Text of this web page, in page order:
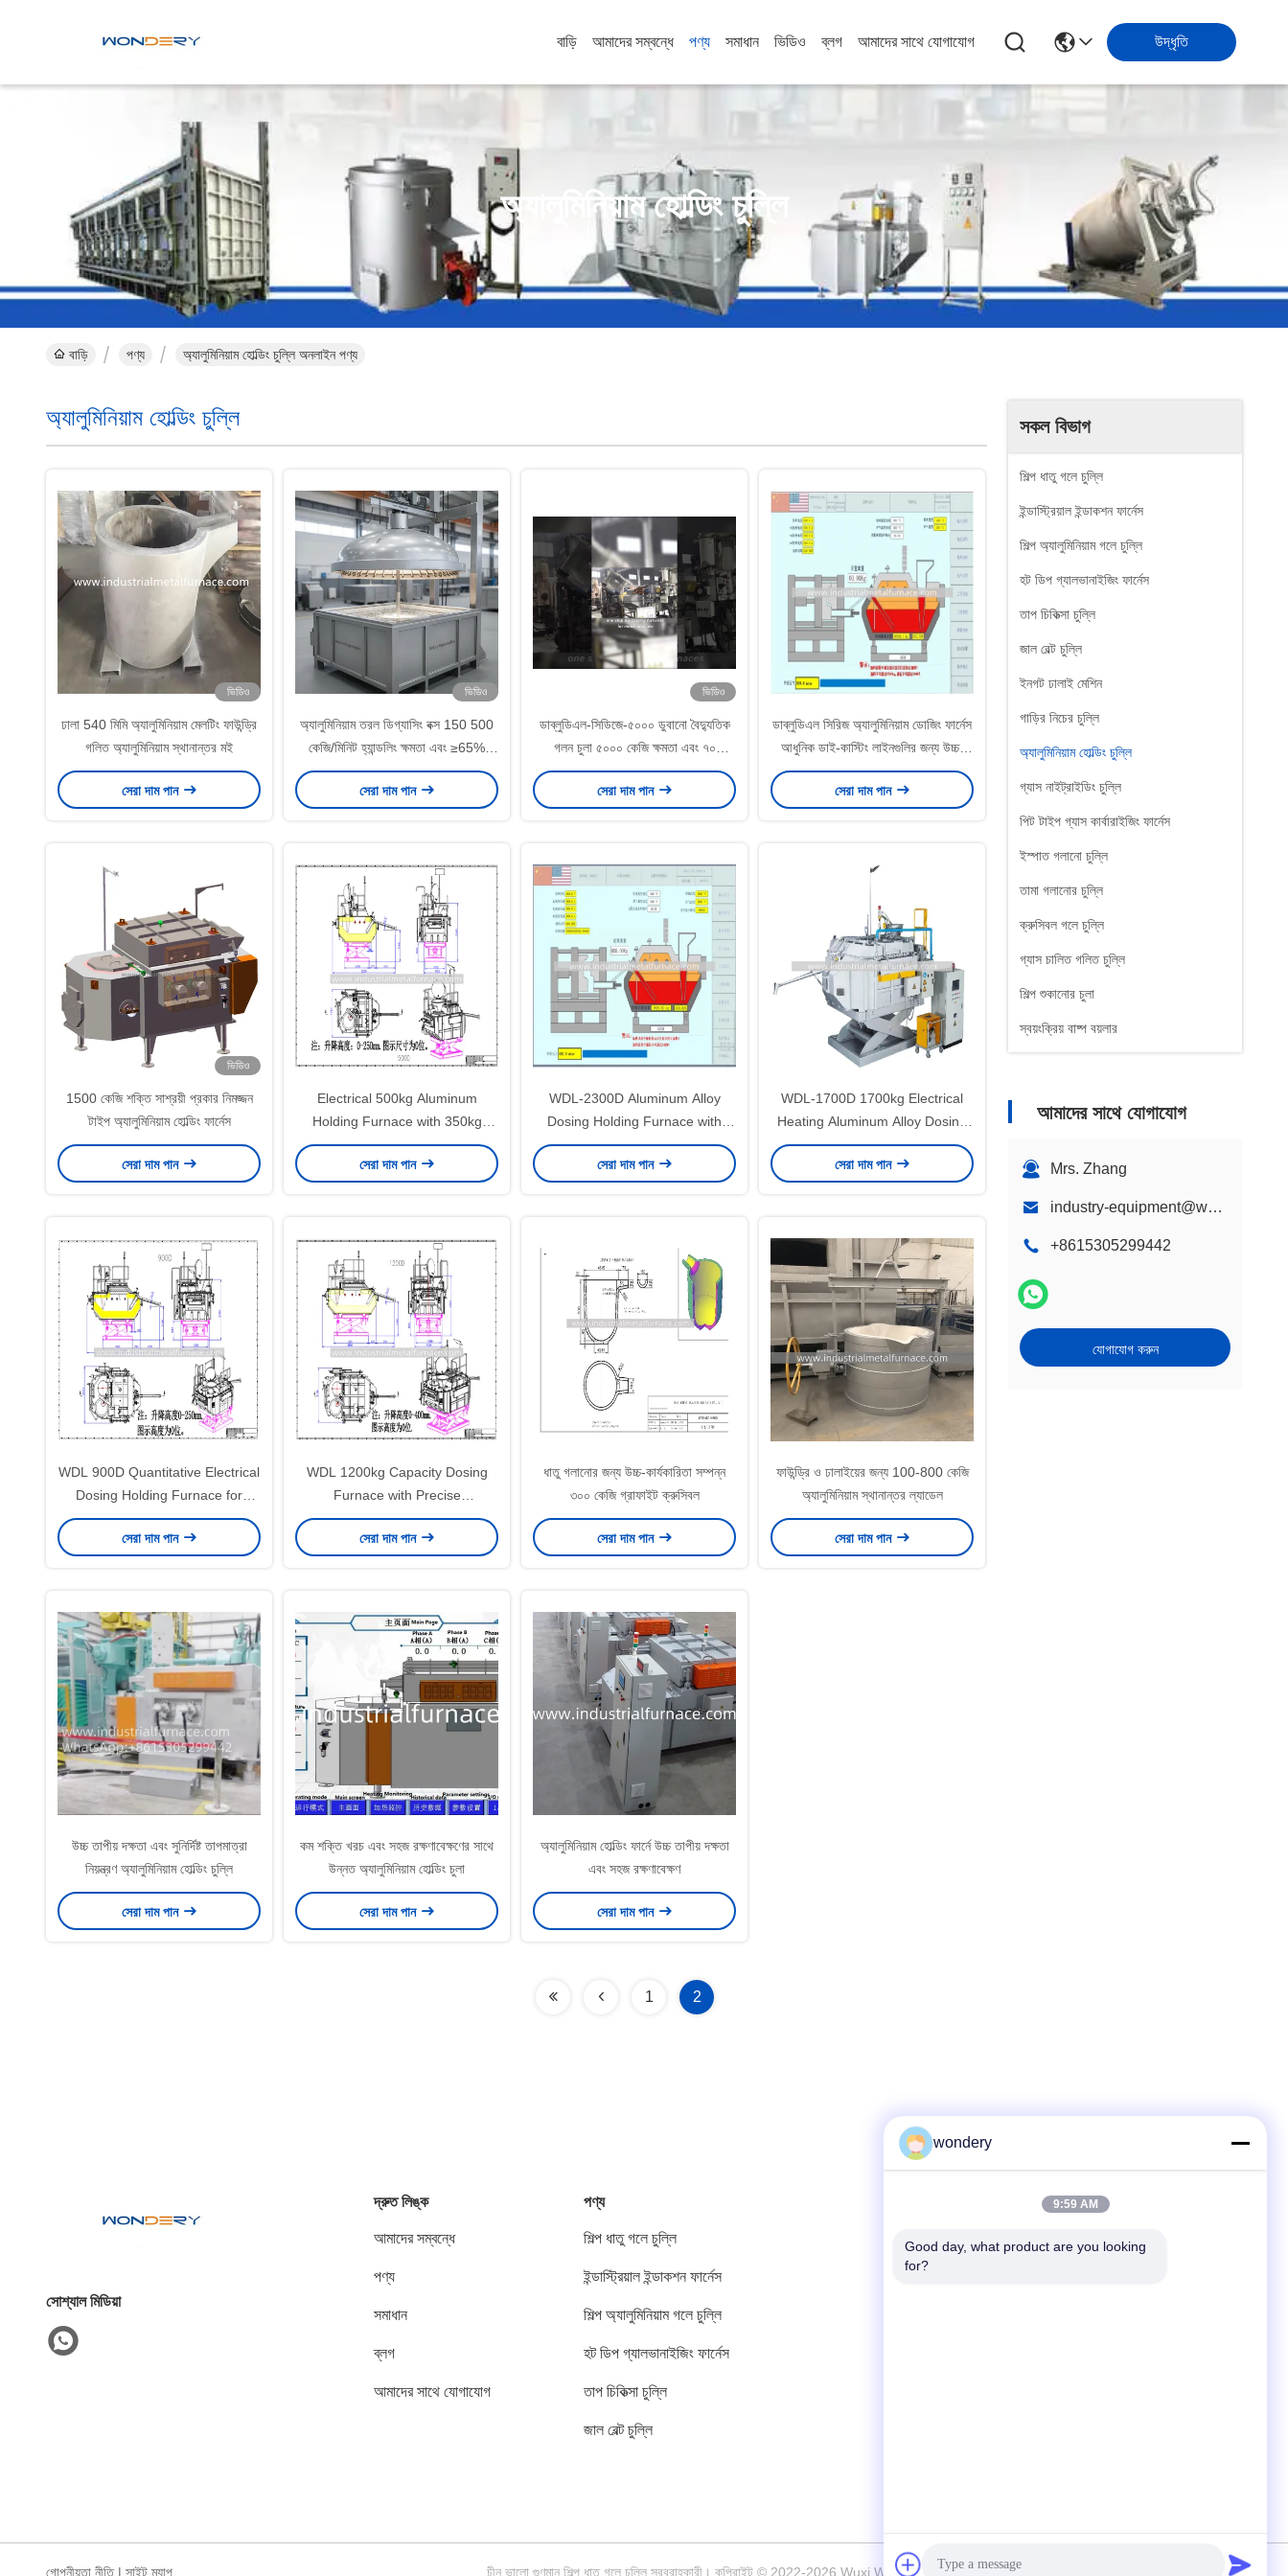
বাড়ি আমাদের সম্বন্ধে পণ্য সমাধান ভিডিও ব্লগ আমাদের সাথে যোগাযোগ উদ্ধৃতি
অ্যালুমিনিয়াম হোল্ডিং চুল্লি
বাড়ি পণ্য অ্যালুমিনিয়াম হোল্ডিং চুল্লি অনলাইন পণ্য
সকল বিভাগ
শিল্প ধাতু গলে চুল্লি
ইন্ডাস্ট্রিয়াল ইন্ডাকশন ফার্নেস
শিল্প অ্যালুমিনিয়াম গলে চুল্লি
হট ডিপ গ্যালভানাইজিং ফার্নেস
তাপ চিকিত্সা চুল্লি
জাল বেল্ট চুল্লি
ইনগট ঢালাই মেশিন
গাড়ির নিচের চুল্লি
অ্যালুমিনিয়াম হোল্ডিং চুল্লি
গ্যাস নাইট্রাইডিং চুল্লি
পিট টাইপ গ্যাস কার্বারাইজিং ফার্নেস
ইস্পাত গলানো চুল্লি
তামা গলানোর চুল্লি
ক্রুসিবল গলে চুল্লি
গ্যাস চালিত গলিত চুল্লি
শিল্প শুকানোর চুলা
স্বয়ংক্রিয় বাষ্প বয়লার
আমাদের সাথে যোগাযোগ
Mrs. Zhang
industry-equipment@wondery.cn
+8615305299442
যোগাযোগ করুন
অ্যালুমিনিয়াম হোল্ডিং চুল্লি
ভিডিও
ঢালা 540 মিমি অ্যালুমিনিয়াম মেলটিং ফাউন্ড্রি
গলিত অ্যালুমিনিয়াম স্থানান্তর মই
সেরা দাম পান
ভিডিও
অ্যালুমিনিয়াম তরল ডিগ্যাসিং বক্স 150 500
কেজি/মিনিট হ্যান্ডলিং ক্ষমতা এবং ≥65%
ডিগ্যাসিং দক্ষতা সহ গলিত অ্যালুমিনিয়াম
পরিশোধন
সেরা দাম পান
ভিডিও
ডাব্লুডিএল-সিডিজে-৫০০০ ডুবানো বৈদ্যুতিক
গলন চুলা ৫০০০ কেজি ক্ষমতা এবং ৭০
কিলোওয়াট গরম করার ক্ষমতা ±২ ডিগ্রি
সেলসিয়াস তাপমাত্রা নিয়ন্ত্রণের জন্য
সেরা দাম পান
ডাব্লুডিএল সিরিজ অ্যালুমিনিয়াম ডোজিং ফার্নেস
আধুনিক ডাই-কাস্টিং লাইনগুলির জন্য উচ্চ-
নির্ভুলতা খাওয়ানো
সেরা দাম পান
ভিডিও
1500 কেজি শক্তি সাশ্রয়ী প্রকার নিমজ্জন
টাইপ অ্যালুমিনিয়াম হোল্ডিং ফার্নেস
সেরা দাম পান
Electrical 500kg Aluminum
Holding Furnace with 350kg
Working Capacity and 0.5-3kg
Dosing Range for Die Casting
সেরা দাম পান
WDL-2300D Aluminum Alloy
Dosing Holding Furnace with
2300kg Capacity, 1800kg
Working Capacity, and 5-40kg
সেরা দাম পান
WDL-1700D 1700kg Electrical
Heating Aluminum Alloy Dosing
Holding Furnace with Precise
Temperature Control
সেরা দাম পান
WDL 900D Quantitative Electrical
Dosing Holding Furnace for
Aluminum Alloys with 900kg
Capacity 700kg Working
সেরা দাম পান
WDL 1200kg Capacity Dosing
Furnace with Precise
Temperature Control and
Energy-Efficient Design for
সেরা দাম পান
ধাতু গলানোর জন্য উচ্চ-কার্যকারিতা সম্পন্ন
৩০০ কেজি গ্রাফাইট ক্রুসিবল
সেরা দাম পান
ফাউন্ড্রি ও ঢালাইয়ের জন্য 100-800 কেজি
অ্যালুমিনিয়াম স্থানান্তর ল্যাডেল
সেরা দাম পান
উচ্চ তাপীয় দক্ষতা এবং সুনির্দিষ্ট তাপমাত্রা
নিয়ন্ত্রণ অ্যালুমিনিয়াম হোল্ডিং চুল্লি
সেরা দাম পান
কম শক্তি খরচ এবং সহজ রক্ষণাবেক্ষণের সাথে
উন্নত অ্যালুমিনিয়াম হোল্ডিং চুলা
সেরা দাম পান
অ্যালুমিনিয়াম হোল্ডিং ফার্নে উচ্চ তাপীয় দক্ষতা
এবং সহজ রক্ষণাবেক্ষণ
সেরা দাম পান
1 2
সোশ্যাল মিডিয়া
দ্রুত লিঙ্ক
আমাদের সম্বন্ধে
পণ্য
সমাধান
ব্লগ
আমাদের সাথে যোগাযোগ
পণ্য
শিল্প ধাতু গলে চুল্লি
ইন্ডাস্ট্রিয়াল ইন্ডাকশন ফার্নেস
শিল্প অ্যালুমিনিয়াম গলে চুল্লি
হট ডিপ গ্যালভানাইজিং ফার্নেস
তাপ চিকিত্সা চুল্লি
জাল বেল্ট চুল্লি
টেলি
গোপনীয়তা নীতি| সাইট ম্যাপ চীন ভালো গুণমান শিল্প ধাতু গলে চুল্লি সরবরাহকারী। কপিরাইট © 2022-2026 Wuxi Wondery Industry Equipment Co., Ltd . সব সমস্ত অধিকার সংরক্ষিত।
wondery
9:59 AM
Good day, what product are you looking
for?